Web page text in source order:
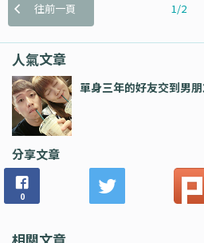
往前一頁 1/2
人氣文章
單身三年的好友交到男
分享文章
0